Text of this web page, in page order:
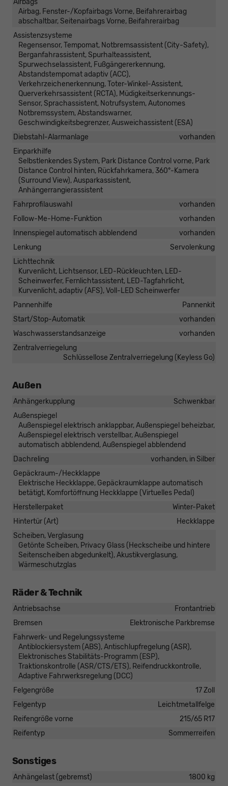
Airbag, Fenster-/Kopfairbags Vorne, Beifahrerairbag
abschaltbar, Seitenairbags Vorne, Beifahrerairbag
Assistenzsysteme
Regensensor, Tempomat, Notbremsassistent (City-Safety),
Berganfahrassistent, Spurhalteassistent,
Spurwechselassistent, Fußgängererkennung,
Abstandstempomat adaptiv (ACC),
Verkehrzeichenerkennung, Toter-Winkel-Assistent,
Querverkehrsassistent (RCTA), Müdigkeitserkennungs-
Sensor, Sprachassistent, Notrufsystem, Autonomes
Notbremssystem, Abstandswarner,
Geschwindigkeitsbegrenzer, Ausweichassistent (ESA)
Diebstahl-Alarmanlage
vorhanden
Einparkhilfe
Selbstlenkendes System, Park Distance Control vorne, Park
Distance Control hinten, Rückfahrkamera, 360°-Kamera
(Surround View), Ausparkassistent,
Anhängerrangierassistent
Fahrprofilauswahl
vorhanden
Follow-Me-Home-Funktion
vorhanden
Innenspiegel automatisch abblendend
vorhanden
Lenkung
Servolenkung
Lichttechnik
Kurvenlicht, Lichtsensor, LED-Rückleuchten, LED-
Scheinwerfer, Fernlichtassistent, LED-Tagfahrlicht,
Kurvenlicht, adaptiv (AFS), Voll-LED Scheinwerfer
Pannenhilfe
Pannenkit
Start/Stop-Automatik
vorhanden
Waschwasserstandsanzeige
vorhanden
Zentralverriegelung
Schlüssellose Zentralverriegelung (Keyless Go)
Außen
Anhängerkupplung
Schwenkbar
Außenspiegel
Außenspiegel elektrisch anklappbar, Außenspiegel beheizbar,
Außenspiegel elektrisch verstellbar, Außenspiegel
automatisch abblendend, Außenspiegel abblendend
Dachreling
vorhanden, in Silber
Gepäckraum-/Heckklappe
Elektrische Heckklappe, Gepäckraumklappe automatisch
betätigt, Komfortöffnung Heckklappe (Virtuelles Pedal)
Herstellerpaket
Winter-Paket
Hintertür (Art)
Heckklappe
Scheiben, Verglasung
Getönte Scheiben, Privacy Glass (Heckscheibe und hintere
Seitenscheiben abgedunkelt), Akustikverglasung,
Wärmeschutzglas
Räder & Technik
Antriebsachse
Frontantrieb
Bremsen
Elektronische Parkbremse
Fahrwerk- und Regelungssysteme
Antiblockiersystem (ABS), Antischlupfregelung (ASR),
Elektronisches Stabilitäts-Programm (ESP),
Traktionskontrolle (ASR/CTS/ETS), Reifendruckkontrolle,
Adaptive Fahrwerksregelung (DCC)
Felgengröße
17 Zoll
Felgentyp
Leichtmetallfelge
Reifengröße vorne
215/65 R17
Reifentyp
Sommerreifen
Sonstiges
Anhängelast (gebremst)
1800 kg